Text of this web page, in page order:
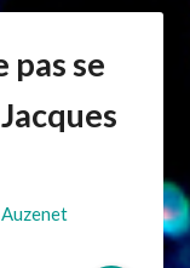
pas se